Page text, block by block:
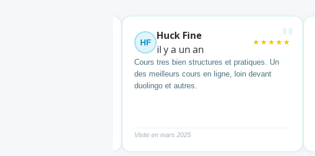
"
HF
Huck Fine
il y a un an
★★★★★
Cours tres bien structures et pratiques. Un
des meilleurs cours en ligne, loin devant
duolingo et autres.
Visite en mars 2025